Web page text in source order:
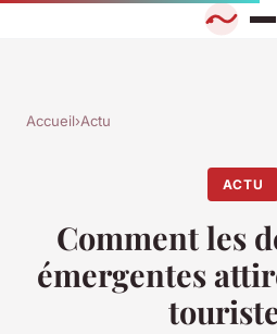
Accueil›Actu
ACTU
Comment les
émergentes